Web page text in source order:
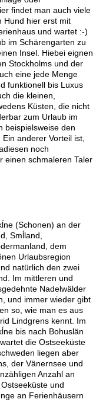
findet man auch viele
Hund hier erst mit
und wartet :-)
im Schärengarten zu
Insel. Hiebei eignen
Stockholms und der
eine jede Menge
funktionell bis Luxus
die kleinen,
Küsten, die nicht
zum Urlaub im
beispielsweise den
anderer Vorteil ist,
noch
einen schmaleren Taler
(Schonen) an der
Smĺland,
dem
Urlaubsregion
natürlich den zwei
Im mittleren und
Nadelwälder
und immer wieder gibt
so, wie man es aus
Lindgrens kennt. Im
bis nach Bohuslän
die Ostseeküste
liegen aber
der Vänernsee und
Anzahl an
und
an Ferienhäusern